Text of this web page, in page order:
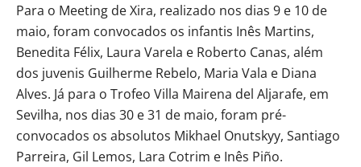
Para o Meeting de Xira, realizado nos dias 9 e 10 de
maio, foram convocados os infantis Inês Martins,
Benedita Félix, Laura Varela e Roberto Canas, além
dos juvenis Guilherme Rebelo, Maria Vala e Diana
Alves. Já para o Trofeo Villa Mairena del Aljarafe, em
Sevilha, nos dias 30 e 31 de maio, foram pré-
convocados os absolutos Mikhael Onutskyy, Santiago
Parreira, Gil Lemos, Lara Cotrim e Inês Piño.